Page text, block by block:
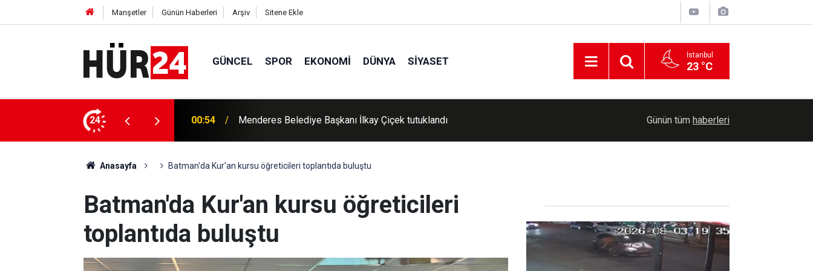
Manşetler Günün Haberleri Arşiv Sitene Ekle
GÜNCEL SPOR EKONOMI DÜNYA SIYASET İstanbul
23 °C
24 00:42 Erdemli'de Kur'an kursu öğrencileri piknikte buluştu Erzurum'da Bağımlılıkla Mücadele İl
Günün tüm haberleri
Anasayfa Batman'da Kur'an kursu öğreticileri toplantıda buluştu
Batman'da Kur'an kursu öğreticileri
toplantıda buluştu